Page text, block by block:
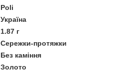
Poli
Україна
1.87 г
Сережки-протяжки
Без каміння
Золото